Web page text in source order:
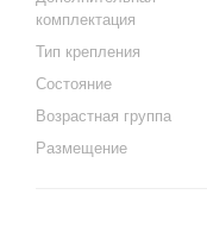
комплектация
Тип крепления
Состояние
Возрастная группа
Размещение